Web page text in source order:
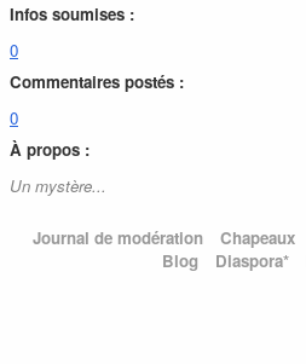
Infos soumises :
0
Commentaires postés :
0
À propos :
Un mystère...
Journal de modération Chapeaux
Blog
Diaspora*